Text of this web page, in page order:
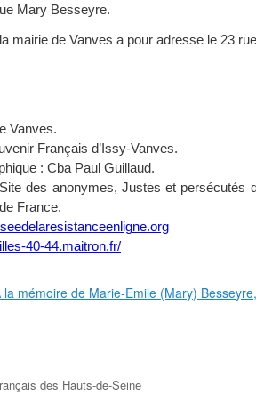
Mary Besseyre.
mairie de Vanves a pour adresse le 23
Vanves.
Français d’Issy-Vanves.
: Cba Paul Guillaud.
des anonymes, Justes et persécutés
France.
40-44.maitron.fr/
des Hauts-de-Seine